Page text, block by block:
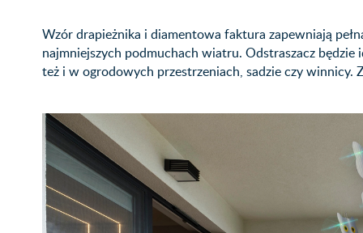
Wzór drapieżnika i diamentowa faktura zapewniają
najmniejszych podmuchach wiatru. Odstraszacz
też i w ogrodowych przestrzeniach, sadzie czy winnicy.